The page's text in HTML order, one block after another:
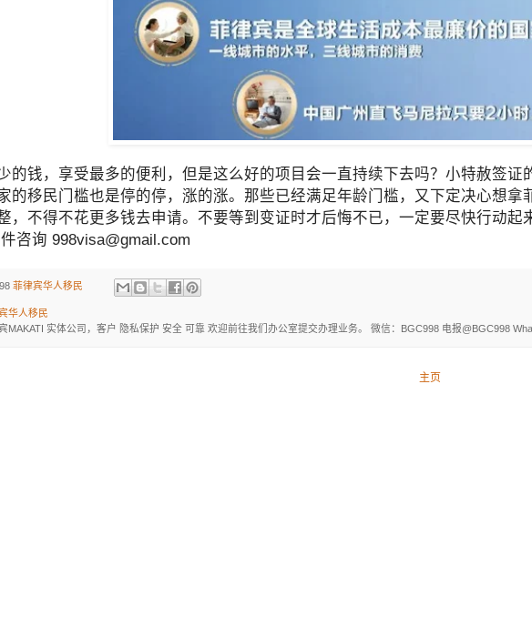
的钱，享受最多的便利，但是这么好的项目会一直持续下去吗？小特赦签
的移民门槛也是停的停，涨的涨。那些已经满足年龄门槛，又下定决心想
，不得不花更多钱去申请。不要等到变证时才后悔不已，一定要尽快行动
咨询 998visa@gmail.com
菲律宾华人移民
华人移民
MAKATI 实体公司，客户 隐私保护 安全 可靠 欢迎前往我们办公室提交办理业务。 微信：BGC998 电报@BGC998
主页